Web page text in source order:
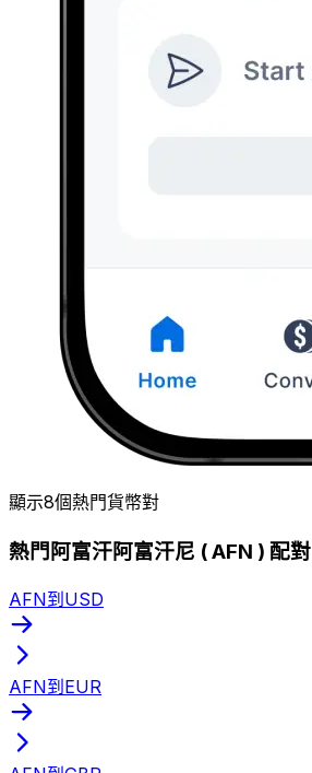
顯示8個熱門貨幣對
熱門阿富汗阿富汗尼 ( AFN ) 配對
AFN到USD
AFN到EUR